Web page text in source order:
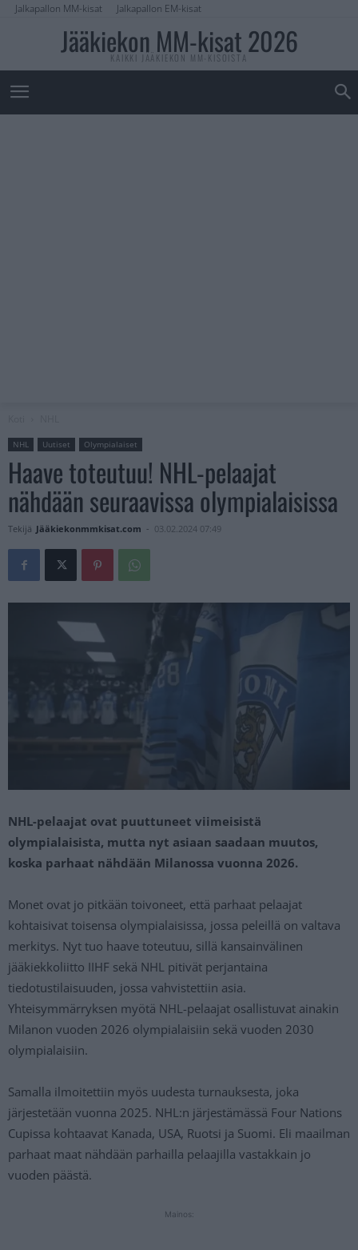
Jalkapallon MM-kisat Jalkapallon EM-kisat
Jääkiekon MM-kisat 2026
KAIKKI JÄÄKIEKON MM-KISOISTA
NHL Uutiset Olympialaiset
Haave toteutuu! NHL-pelaajat
nähdään seuraavissa olympialaisissa
Tekijä Jääkiekonmmkisat.com - 03.02.2024 07:49
NHL-pelaajat ovat puuttuneet viimeisistä
olympialaisista, mutta nyt asiaan saadaan muutos,
koska parhaat nähdään Milanossa vuonna 2026.
Monet ovat jo pitkään toivoneet, että parhaat pelaajat
kohtaisivat toisensa olympialaisissa, jossa peleillä on valtava
merkitys. Nyt tuo haave toteutuu, sillä kansainvälinen
jääkiekkoliitto IIHF sekä NHL pitivät perjantaina
tiedotustilaisuuden, jossa vahvistettiin asia.
Yhteisymmärryksen myötä NHL-pelaajat osallistuvat ainakin
Milanon vuoden 2026 olympialaisiin sekä vuoden 2030
olympialaisiin.
Samalla ilmoitettiin myös uudesta turnauksesta, joka
järjestetään vuonna 2025. NHL:n järjestämässä Four Nations
Cupissa kohtaavat Kanada, USA, Ruotsi ja Suomi. Eli maailman
parhaat maat nähdään parhailla pelaajilla vastakkain jo
vuoden päästä.
Mainos: